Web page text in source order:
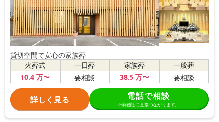
貸切空間で安心の家族葬
火葬式
10.4万〜
一日葬
要相談
家族葬
38.5万〜
一般葬
要相談
詳しく見る 電話で相談
※葬儀社に直接つながります。